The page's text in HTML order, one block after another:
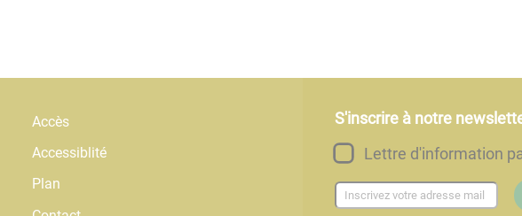
Accès
Accessiblité
Plan
S'inscrire à notre
Lettre d'information